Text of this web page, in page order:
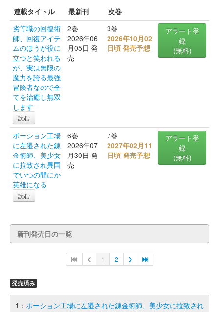
連載タイトル 最新刊
次巻
劣等職の回復術
師、回復アイテ
ムのほうが役に
立つと笑われる
が、実は無限の
魔力を誇る最強
冒険者なので全
てを治癒し無双
します
読む
2巻
2026年06
月05日 発
売
3巻
2026年10月02
日頃 発売予想
アラート登
録
(無料)
ポーション工場
に左遷された錬
金術師、美少女
に拉致され異国
でいつの間にか
英雄になる
読む
6巻
2026年07
月30日 発
売
7巻
2027年02月11
日頃 発売予想
アラート登
録
(無料)
新刊発売日の一覧
1 2
発売済み
1： ポーション工場に左遷された錬金術師、美少女に拉致され